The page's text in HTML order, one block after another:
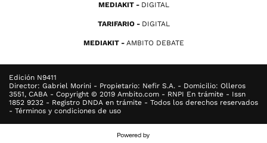
MEDIAKIT DIGITAL
TARIFARIO DIGITAL
MEDIAKIT AMBITO DEBATE
Edición N9411
Director: Gabriel Morini - Propietario: Nefir S.A. - Domicilio: Olleros
3551, CABA - Copyright © 2019 Ambito.com - RNPI En trámite - Issn
1852 9232 - Registro DNDA en trámite - Todos los derechos reservados
- Términos y condiciones de uso